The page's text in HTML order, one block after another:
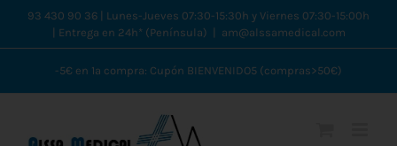
Saltar93 430 90 36 | Lunes-Jueves 07:30-15:30h y Viernes 07:30-15:00h
| Entrega en 24h* (Península)
am@alssamedical.com
-5€ en 1ª compra: Cupón BIENVENIDO5 (compras>50€)